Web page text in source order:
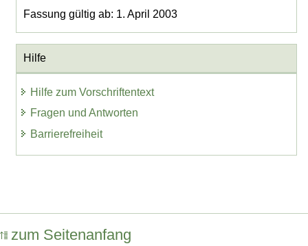
Fassung gültig ab: 1. April 2003
Hilfe
Hilfe zum Vorschriftentext
Fragen und Antworten
Barrierefreiheit
zum Seitenanfang